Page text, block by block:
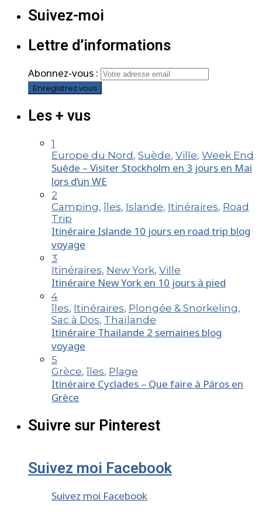
Suivez-moi
Lettre d’informations
Abonnez-vous :
Les + vus
1
Europe du Nord , Suède, Ville, Week End
Suède – Visiter Stockholm en 3 jours en Mai
lors d’un WE
2
Camping, îles, Islande, Itinéraires, Road
Trip
Itinéraire Islande 10 jours en road trip blog
voyage
3
Itinéraires, New York, Ville
Itinéraire New York en 10 jours à pied
4
îles, Itinéraires, Plongée & Snorkeling,
Sac à Dos, Thaïlande
Itinéraire Thaïlande 2 semaines blog
voyage
5
Grèce, îles, Plage
Itinéraire Cyclades – Que faire à Páros en
Grèce
Suivre sur Pinterest
Suivez moi Facebook
Suivez moi Facebook